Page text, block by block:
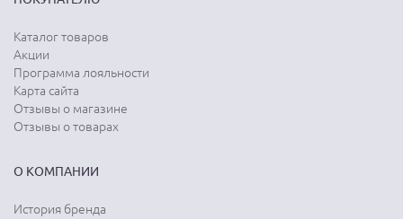
Каталог товаров
Акции
Программа лояльности
Карта сайта
Отзывы о магазине
Отзывы о товарах
О КОМПАНИИ
История бренда